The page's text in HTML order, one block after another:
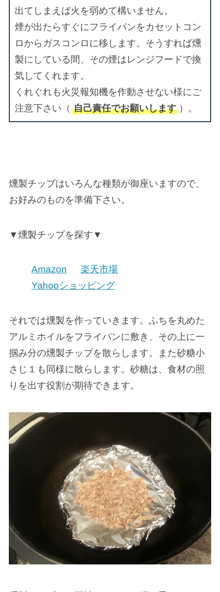
出てしまえば火を弱めて構いません。
煙が出たらすぐにフライパンをカセットコン
ロからガスコンロに移します。そうすれば燻
製にしている間、その煙はレンジフードで換
気してくれます。
くれぐれも火災報知機を作動させない様にご
注意下さい（ 自己責任でお願いします ）。
燻製チップはいろんな種類が御座いますので、
お好みのものを準備下さい。
▼燻製チップを探す▼
Amazon
楽天市場
Yahooショッピング
それでは燻製を作っていきます。ふちを丸めた
アルミホイルをフライパンに敷き、その上に一
掴み分の燻製チップを散らします。また砂糖小
さじ１も同様に散らします。砂糖は、食材の照
りを出す役割が期待できます。